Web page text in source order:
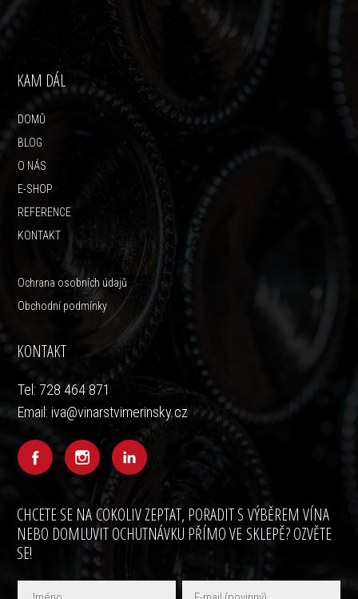
KAM DÁL
DOMŮ
BLOG
O NÁS
E-SHOP
REFERENCE
KONTAKT
Ochrana osobních údajů
Obchodní podmínky
KONTAKT
Tel: 728 464 871
Email: iva@vinarstvimerinsky.cz
CHCETE SE NA COKOLIV ZEPTAT, PORADIT S VÝBĚREM VÍNA
NEBO DOMLUVIT OCHUTNÁVKU PŘÍMO VE SKLEPĚ? OZVĚTE
SE!